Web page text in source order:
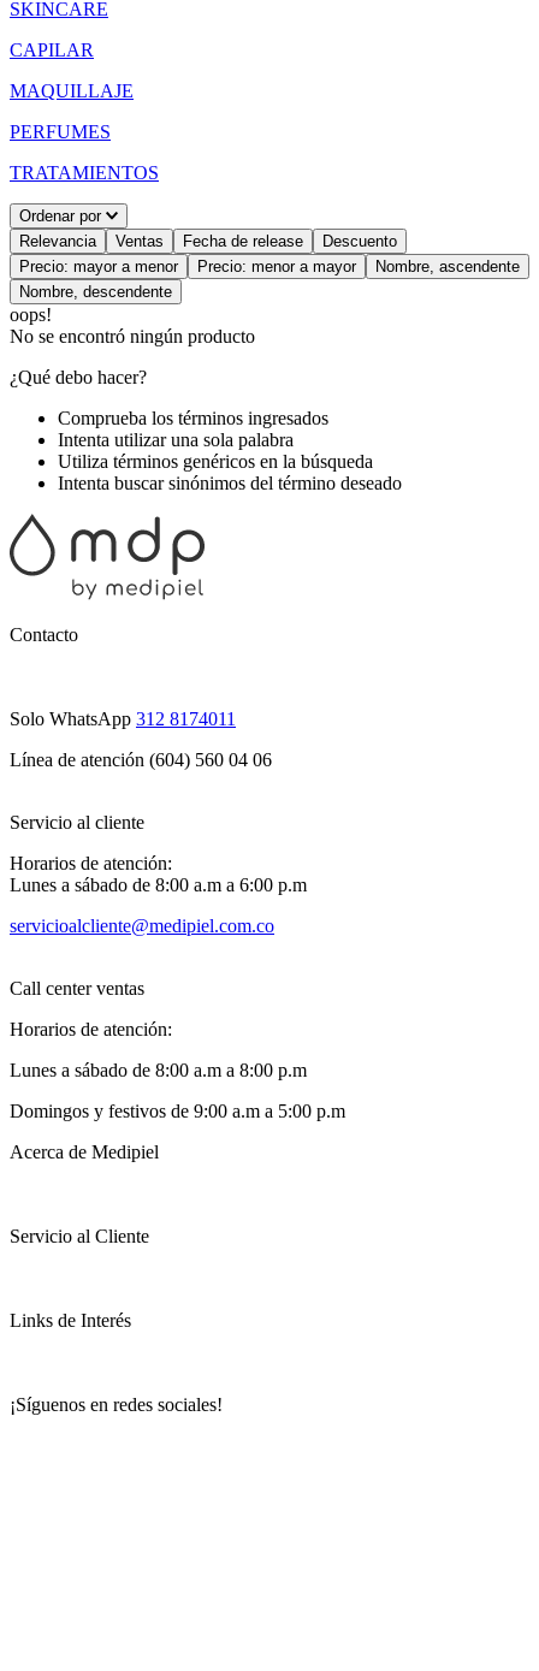
SKINCARE
CAPILAR
MAQUILLAJE
PERFUMES
TRATAMIENTOS
Ordenar por
Relevancia
Ventas Fecha de release
Descuento
Precio: mayor a menor
Precio: menor a mayor
Nombre, ascendente
Nombre, descendente
oops!
No se encontró ningún producto
¿Qué debo hacer?
Comprueba los términos ingresados
Intenta utilizar una sola palabra
Utiliza términos genéricos en la búsqueda
Intenta buscar sinónimos del término deseado
Contacto
Solo WhatsApp 312 8174011
Línea de atención (604) 560 04 06
Servicio al cliente
Horarios de atención:
Lunes a sábado de 8:00 a.m a 6:00 p.m
servicioalcliente@medipiel.com.co
Call center ventas
Horarios de atención:
Lunes a sábado de 8:00 a.m a 8:00 p.m
Domingos y festivos de 9:00 a.m a 5:00 p.m
Acerca de Medipiel
Servicio al Cliente
Links de Interés
¡Síguenos en redes sociales!